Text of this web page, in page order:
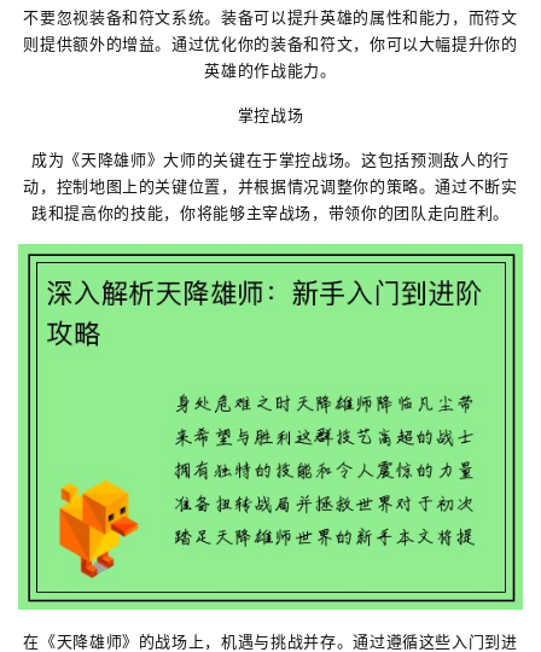
不要忽视装备和符文系统。装备可以提升英雄的属性和能力，而符文
则提供额外的增益。通过优化你的装备和符文，你可以大幅提升你的
英雄的作战能力。
掌控战场
成为《天降雄师》大师的关键在于掌控战场。这包括预测敌人的行
动，控制地图上的关键位置，并根据情况调整你的策略。通过不断实
践和提高你的技能，你将能够主宰战场，带领你的团队走向胜利。
在《天降雄师》的战场上，机遇与挑战并存。通过遵循这些入门到进